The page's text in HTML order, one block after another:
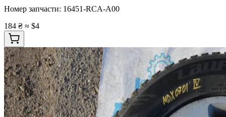
Номер запчасти: 16451-RCA-A00
184 ₴ ≈ $4